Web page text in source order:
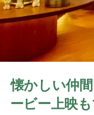
懐かしい仲
ービー上映